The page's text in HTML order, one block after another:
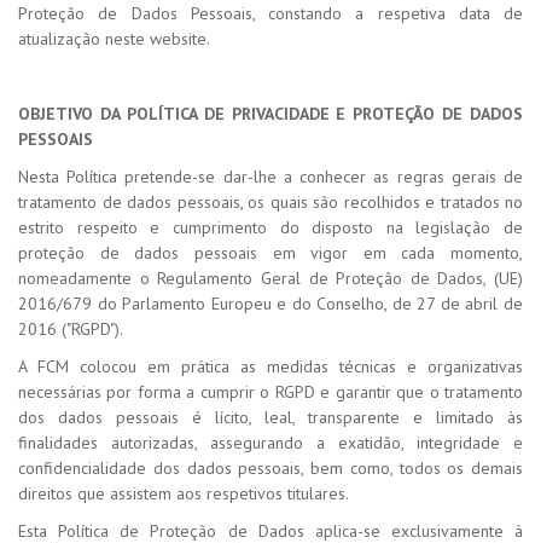
Proteção de Dados Pessoais, constando a respetiva data de
atualização neste website.
OBJETIVO DA POLÍTICA DE PRIVACIDADE E PROTEÇÃO DE DADOS
PESSOAIS
Nesta Política pretende-se dar-lhe a conhecer as regras gerais de
tratamento de dados pessoais, os quais são recolhidos e tratados no
estrito respeito e cumprimento do disposto na legislação de
proteção de dados pessoais em vigor em cada momento,
nomeadamente o Regulamento Geral de Proteção de Dados, (UE)
2016/679 do Parlamento Europeu e do Conselho, de 27 de abril de
2016 ("RGPD").
A FCM colocou em prática as medidas técnicas e organizativas
necessárias por forma a cumprir o RGPD e garantir que o tratamento
dos dados pessoais é lícito, leal, transparente e limitado às
finalidades autorizadas, assegurando a exatidão, integridade e
confidencialidade dos dados pessoais, bem como, todos os demais
direitos que assistem aos respetivos titulares.
Esta Política de Proteção de Dados aplica-se exclusivamente à